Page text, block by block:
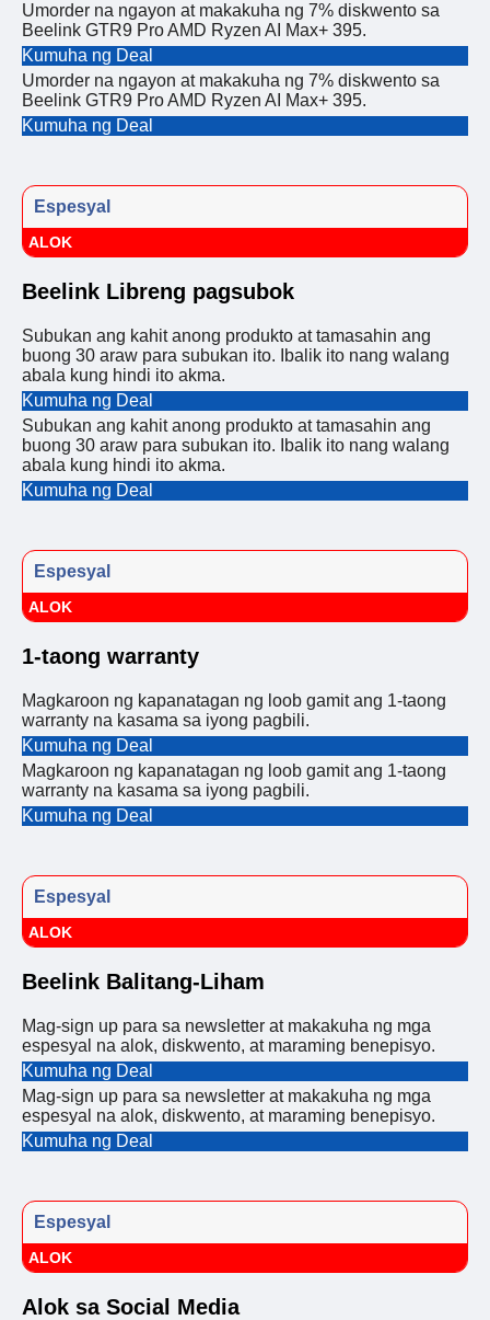
Umorder na ngayon at makakuha ng 7% diskwento sa
Beelink GTR9 Pro AMD Ryzen AI Max+ 395.
Kumuha ng Deal
Umorder na ngayon at makakuha ng 7% diskwento sa
Beelink GTR9 Pro AMD Ryzen AI Max+ 395.
Kumuha ng Deal
Espesyal
ALOK
Beelink Libreng pagsubok
Subukan ang kahit anong produkto at tamasahin ang
buong 30 araw para subukan ito. Ibalik ito nang walang
abala kung hindi ito akma.
Kumuha ng Deal
Subukan ang kahit anong produkto at tamasahin ang
buong 30 araw para subukan ito. Ibalik ito nang walang
abala kung hindi ito akma.
Kumuha ng Deal
Espesyal
ALOK
1-taong warranty
Magkaroon ng kapanatagan ng loob gamit ang 1-taong
warranty na kasama sa iyong pagbili.
Kumuha ng Deal
Magkaroon ng kapanatagan ng loob gamit ang 1-taong
warranty na kasama sa iyong pagbili.
Kumuha ng Deal
Espesyal
ALOK
Beelink Balitang-Liham
Mag-sign up para sa newsletter at makakuha ng mga
espesyal na alok, diskwento, at maraming benepisyo.
Kumuha ng Deal
Mag-sign up para sa newsletter at makakuha ng mga
espesyal na alok, diskwento, at maraming benepisyo.
Kumuha ng Deal
Espesyal
ALOK
Alok sa Social Media